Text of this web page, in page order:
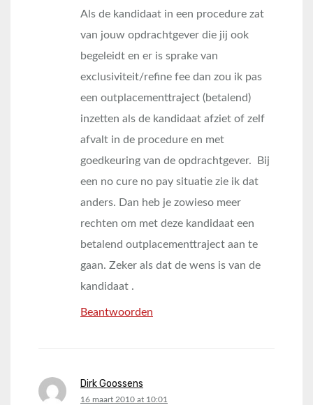
Als de kandidaat in een procedure zat
van jouw opdrachtgever die jij ook
begeleidt en er is sprake van
exclusiviteit/refine fee dan zou ik pas
een outplacementtraject (betalend)
inzetten als de kandidaat afziet of zelf
afvalt in de procedure en met
goedkeuring van de opdrachtgever. Bij
een no cure no pay situatie zie ik dat
anders. Dan heb je zowieso meer
rechten om met deze kandidaat een
betalend outplacementtraject aan te
gaan. Zeker als dat de wens is van de
kandidaat .
Beantwoorden
Dirk Goossens
says:
16 maart 2010 at 10:01